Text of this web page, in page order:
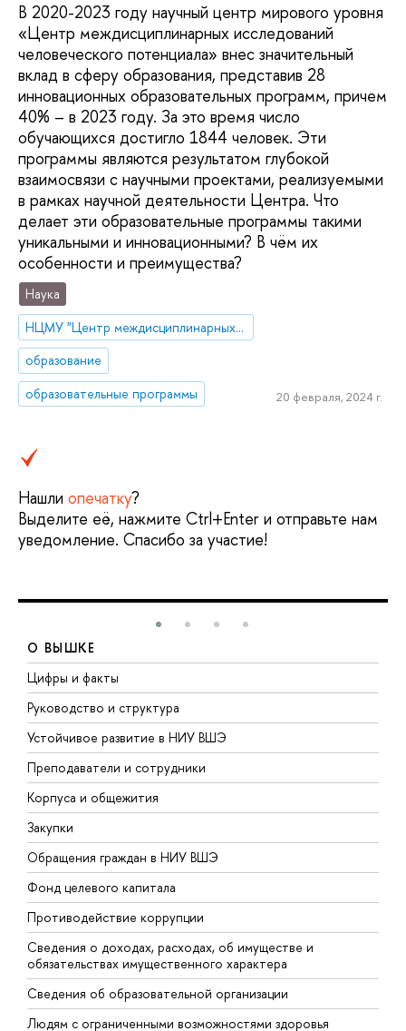
В 2020-2023 году научный центр мирового уровня
«Центр междисциплинарных исследований
человеческого потенциала» внес значительный
вклад в сферу образования, представив 28
инновационных образовательных программ, причем
40% – в 2023 году. За это время число
обучающихся достигло 1844 человек. Эти
программы являются результатом глубокой
взаимосвязи с научными проектами, реализуемыми
в рамках научной деятельности Центра. Что
делает эти образовательные программы такими
уникальными и инновационными? В чём их
особенности и преимущества?
Наука
НЦМУ "Центр междисциплинарных исследований человеческого потенциала"
образование
образовательные программы
20 февраля, 2024 г.
Нашли опечатку?
Выделите её, нажмите Ctrl+Enter и отправьте нам
уведомление. Спасибо за участие!
О ВЫШКЕ
Цифры и факты
Руководство и структура
Устойчивое развитие в НИУ ВШЭ
Преподаватели и сотрудники
Корпуса и общежития
Закупки
Обращения граждан в НИУ ВШЭ
Фонд целевого капитала
Противодействие коррупции
Сведения о доходах, расходах, об имуществе и
обязательствах имущественного характера
Сведения об образовательной организации
Людям с ограниченными возможностями здоровья